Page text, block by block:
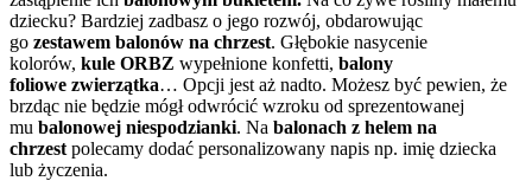
dziecku? Bardziej zadbasz o jego rozwój, obdarowując
go zestawem balonów na chrzest. Głębokie nasycenie
kolorów, kule ORBZ wypełnione konfetti, balony
foliowe zwierzątka… Opcji jest aż nadto. Możesz być pewien, że
brzdąc nie będzie mógł odwrócić wzroku od sprezentowanej
mu balonowej niespodzianki. Na balonach z helem na
chrzest polecamy dodać personalizowany napis np. imię dziecka
lub życzenia.